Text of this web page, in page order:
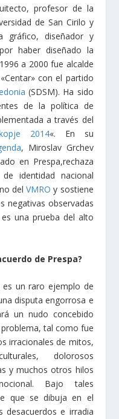
profesor de la
de San Cirilo y
gráfico, diseñador y
haber diseñado la
a 2000 fue alcalde
con el partido
(SDSM). Ha sido
de la política de
a través del
2014«. En su
, Miroslav Grchev
en Prespa,rechaza
identidad nacional
delVMRO y sostiene
negativas observadas
una prueba del alto
de Prespa?
es un raro ejemplo de
disputa engorrosa e
un nudo concebido
tal como fue
irracionales de mitos,
dolorosos
y muchos otros hilos
Bajo tales
que se dibuja en el
e irradia